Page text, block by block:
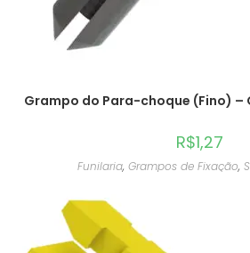
Grampo do Para-choque (Fino) –
R$1,27
Funilaria, Grampos de Fixação,